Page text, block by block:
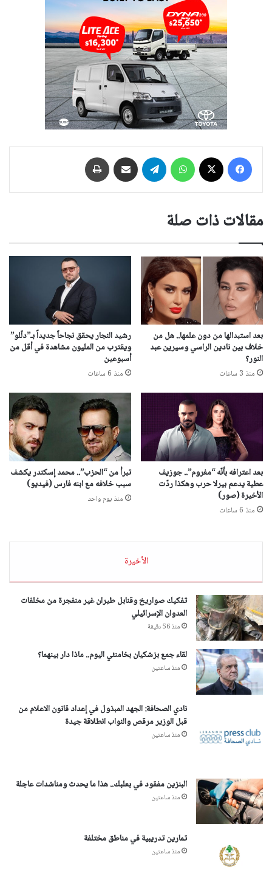
فيسبوك واتساب تيلقرام مشاركة عبر البريد
مقالات ذات صلة
بعد استبدالها من دون علمها.. هل من
خلاف بين نادين الراسي وسيرين عبد
النور؟
منذ 3 ساعات
رشيد النجار يحقق نجاحاً جديداً بـ”دلّلو”
ويقترب من المليون مشاهدة في أقل من
أسبوعين
منذ 6 ساعات
بعد اعترافه بأنّه “مغروم”.. جوزيف
عطية يدعم بيرلا حرب وهكذا ردّت
الأخيرة (صور)
منذ 6 ساعات
تبرأ من “الحزب”.. محمد إسكندر يكشف
سبب خلافه مع ابنه فارس (فيديو)
منذ يوم واحد
الأخيرة
تفكيك صواريخ وقنابل طيران غير منفجرة من مخلفات
العدوان الإسرائيلي
منذ 56 دقيقة
لقاء جمع بزشكيان بخامنئي اليوم.. ماذا دار بينهما؟
منذ ساعتين
نادي الصحافة: الجهد المبذول في إعداد قانون الاعلام من
قبل الوزير مرقص والنواب انطلاقة جيدة
منذ ساعتين
البنزين مفقود في بعلبك.. هذا ما يحدث ومناشدات عاجلة
منذ ساعتين
تمارين تدريبية في مناطق مختلفة
منذ ساعتين